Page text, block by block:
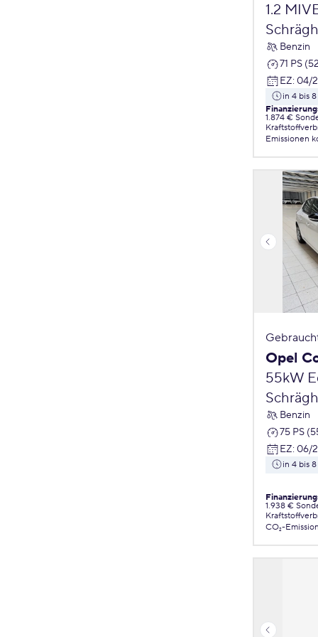
1.2
Benzin
71 PS
EZ: 04/
in 4 bis
1.874 €
Emissionen
Opel
55kW
Benzin
75 PS
EZ: 06/
in 4 bis
1.938 €
CO₂-